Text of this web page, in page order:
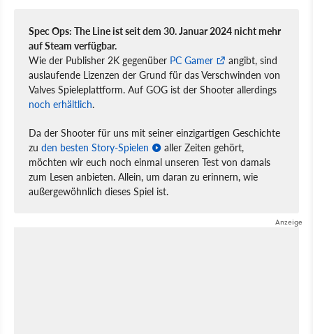
Spec Ops: The Line ist seit dem 30. Januar 2024 nicht mehr
auf Steam verfügbar.
Wie der Publisher 2K gegenüber PC Gamer
angibt, sind
auslaufende Lizenzen der Grund für das Verschwinden von
Valves Spieleplattform. Auf GOG ist der Shooter allerdings
noch erhältlich.
Da der Shooter für uns mit seiner einzigartigen Geschichte
zu den besten Story-Spielen
aller Zeiten gehört,
möchten wir euch noch einmal unseren Test von damals
zum Lesen anbieten. Allein, um daran zu erinnern, wie
außergewöhnlich dieses Spiel ist.